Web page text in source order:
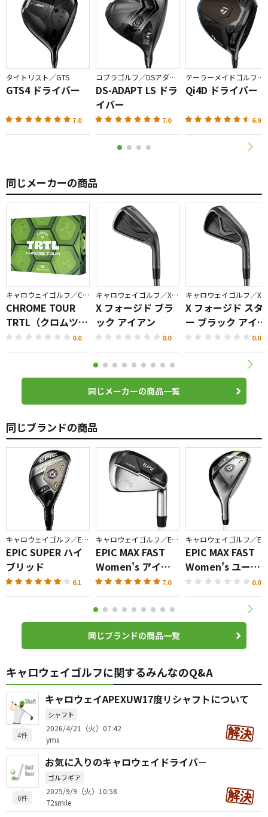
タイトリスト／GTS
GTS4 ドライバー
7.0
コブラゴルフ／DSアダプト
DS-ADAPT LS ドラ
イバー
7.0
テーラーメイドゴルフ／Qi4D
Qi4D ドライバー
6.9
同じメーカーの商品
キャロウェイゴルフ／CHROME
CHROME TOUR
TRTL（クロムツア
ータートル）ボー
ル
0.0
キャロウェイゴルフ／X FORGED
X フォージド ブラ
ック アイアン
0.0
X フォージド スタ
ー ブラック アイア
ン
0.0
同じメーカーの商品一覧
同じブランドの商品
キャロウェイゴルフ／EPIC
EPIC SUPER ハイ
ブリッド
6.1
キャロウェイゴルフ／EPIC
EPIC MAX FAST
Women's アイア
ン
7.0
EPIC MAX FAST
Women's ユーテ
ィリティ
0.0
同じブランドの商品一覧
キャロウェイゴルフに関するみんなのQ&A
4件
キャロウェイAPEXUW17度リシャフトについて
シャフト
2026/4/21（火）07:42
yms
6件
お気に入りのキャロウェイドライバ－
ゴルフギア
2025/9/9（火）10:58
72smile